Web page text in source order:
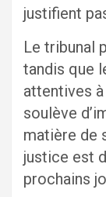
justifient
Le tribunal
tandis que
attentives
soulève
matière de
justice est
prochains